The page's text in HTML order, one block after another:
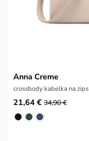
Anna Creme
crossbody kabelka na zips
21,64 € 34,90 €